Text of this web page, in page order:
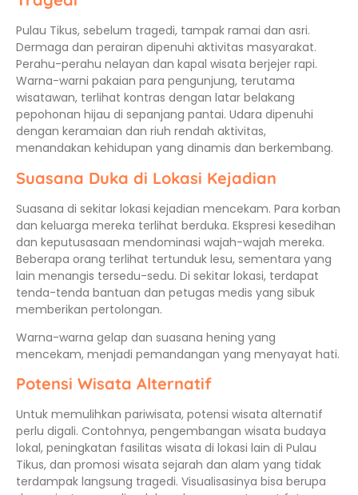
Pulau Tikus, sebelum tragedi, tampak ramai dan asri.
Dermaga dan perairan dipenuhi aktivitas masyarakat.
Perahu-perahu nelayan dan kapal wisata berjejer rapi.
Warna-warni pakaian para pengunjung, terutama
wisatawan, terlihat kontras dengan latar belakang
pepohonan hijau di sepanjang pantai. Udara dipenuhi
dengan keramaian dan riuh rendah aktivitas,
menandakan kehidupan yang dinamis dan berkembang.
Suasana Duka di Lokasi Kejadian
Suasana di sekitar lokasi kejadian mencekam. Para korban
dan keluarga mereka terlihat berduka. Ekspresi kesedihan
dan keputusasaan mendominasi wajah-wajah mereka.
Beberapa orang terlihat tertunduk lesu, sementara yang
lain menangis tersedu-sedu. Di sekitar lokasi, terdapat
tenda-tenda bantuan dan petugas medis yang sibuk
memberikan pertolongan.
Warna-warna gelap dan suasana hening yang
mencekam, menjadi pemandangan yang menyayat hati.
Potensi Wisata Alternatif
Untuk memulihkan pariwisata, potensi wisata alternatif
perlu digali. Contohnya, pengembangan wisata budaya
lokal, peningkatan fasilitas wisata di lokasi lain di Pulau
Tikus, dan promosi wisata sejarah dan alam yang tidak
terdampak langsung tragedi. Visualisasinya bisa berupa